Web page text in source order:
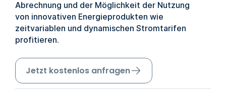
Abrechnung und der Möglichkeit der Nutzung
von innovativen Energieprodukten wie
zeitvariablen und dynamischen Stromtarifen
profitieren.
Jetzt kostenlos anfragen